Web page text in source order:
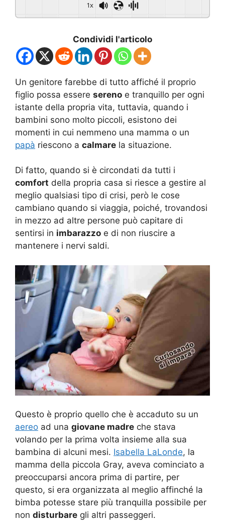
1x
Condividi l'articolo
Un genitore farebbe di tutto affiché il proprio
figlio possa essere sereno e tranquillo per ogni
istante della propria vita, tuttavia, quando i
bambini sono molto piccoli, esistono dei
momenti in cui nemmeno una mamma o un
papà riescono a calmare la situazione.
Di fatto, quando si è circondati da tutti i
comfort della propria casa si riesce a gestire al
meglio qualsiasi tipo di crisi, però le cose
cambiano quando si viaggia, poiché, trovandosi
in mezzo ad altre persone può capitare di
sentirsi in imbarazzo e di non riuscire a
mantenere i nervi saldi.
Questo è proprio quello che è accaduto su un
aereo ad una giovane madre che stava
volando per la prima volta insieme alla sua
bambina di alcuni mesi. Isabella LaLonde, la
mamma della piccola Gray, aveva cominciato a
preoccuparsi ancora prima di partire, per
questo, si era organizzata al meglio affinché la
bimba potesse stare più tranquilla possibile per
non disturbare gli altri passeggeri.